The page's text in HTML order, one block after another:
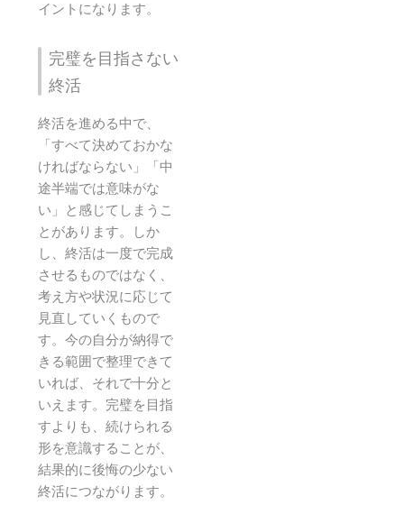
イントになります。
完璧を目指さない
終活
終活を進める中で、
「すべて決めておかな
ければならない」「中
途半端では意味がな
い」と感じてしまうこ
とがあります。しか
し、終活は一度で完成
させるものではなく、
考え方や状況に応じて
見直していくもので
す。今の自分が納得で
きる範囲で整理できて
いれば、それで十分と
いえます。完璧を目指
すよりも、続けられる
形を意識することが、
結果的に後悔の少ない
終活につながります。